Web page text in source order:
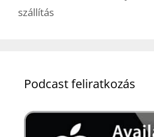
szállítás
Podcast feliratkozás